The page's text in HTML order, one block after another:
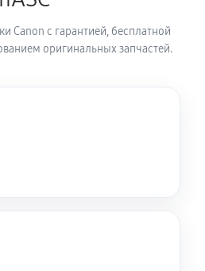
Canon с гарантией, бесплатной
оригинальных запчастей.